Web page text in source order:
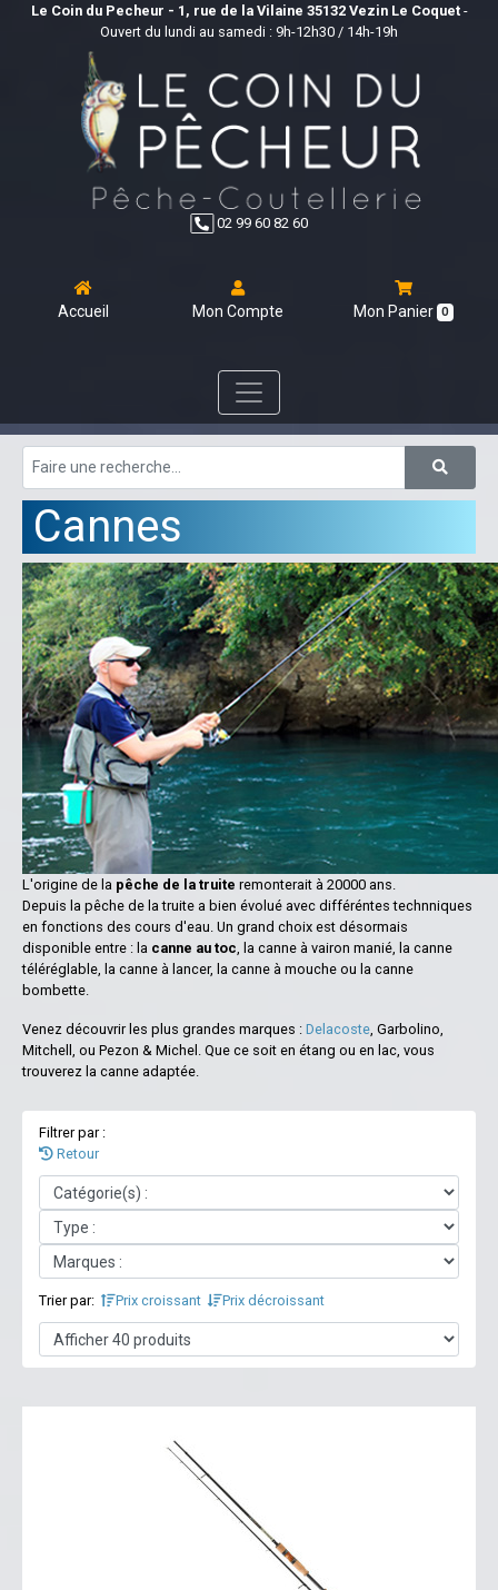
Le Coin du Pecheur - 1, rue de la Vilaine 35132 Vezin Le Coquet-
Ouvert du lundi au samedi : 9h-12h30 / 14h-19h
02 99 60 82 60
Accueil Mon Compte Mon Panier 0
Cannes
L'origine de la pêche de la truite remonterait à 20000 ans.
Depuis la pêche de la truite a bien évolué avec différéntes technniques
en fonctions des cours d'eau. Un grand choix est désormais
disponible entre : la canne au toc, la canne à vairon manié, la canne
téléréglable, la canne à lancer, la canne à mouche ou la canne
bombette.
Venez découvrir les plus grandes marques : Delacoste, Garbolino,
Mitchell, ou Pezon & Michel. Que ce soit en étang ou en lac, vous
trouverez la canne adaptée.
Filtrer par :
Retour
Trier par: Prix croissant Prix décroissant